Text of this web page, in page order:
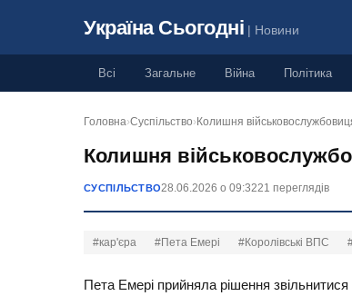
Україна Сьогодні | Новини
Всі Загальне Війна Політика
Головна›Суспільство› Колишня
Колишня
СУСПІЛЬСТВО28.06.2026 о 09:3221 переглядів
#кар'єра #Пета Емері #Королівські ВПС
Пета Емері прийняла рішення